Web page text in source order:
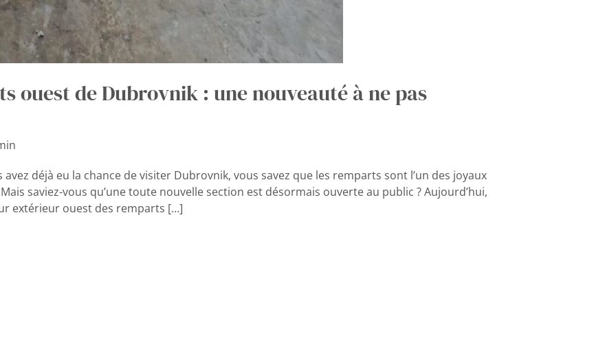
ouest de Dubrovnik : une nouveauté à ne pas
déjà eu la chance de visiter Dubrovnik, vous savez que les remparts sont l’un des joyaux
saviez-vous qu’une toute nouvelle section est désormais ouverte au public ? Aujourd’hui,
extérieur ouest des remparts […]